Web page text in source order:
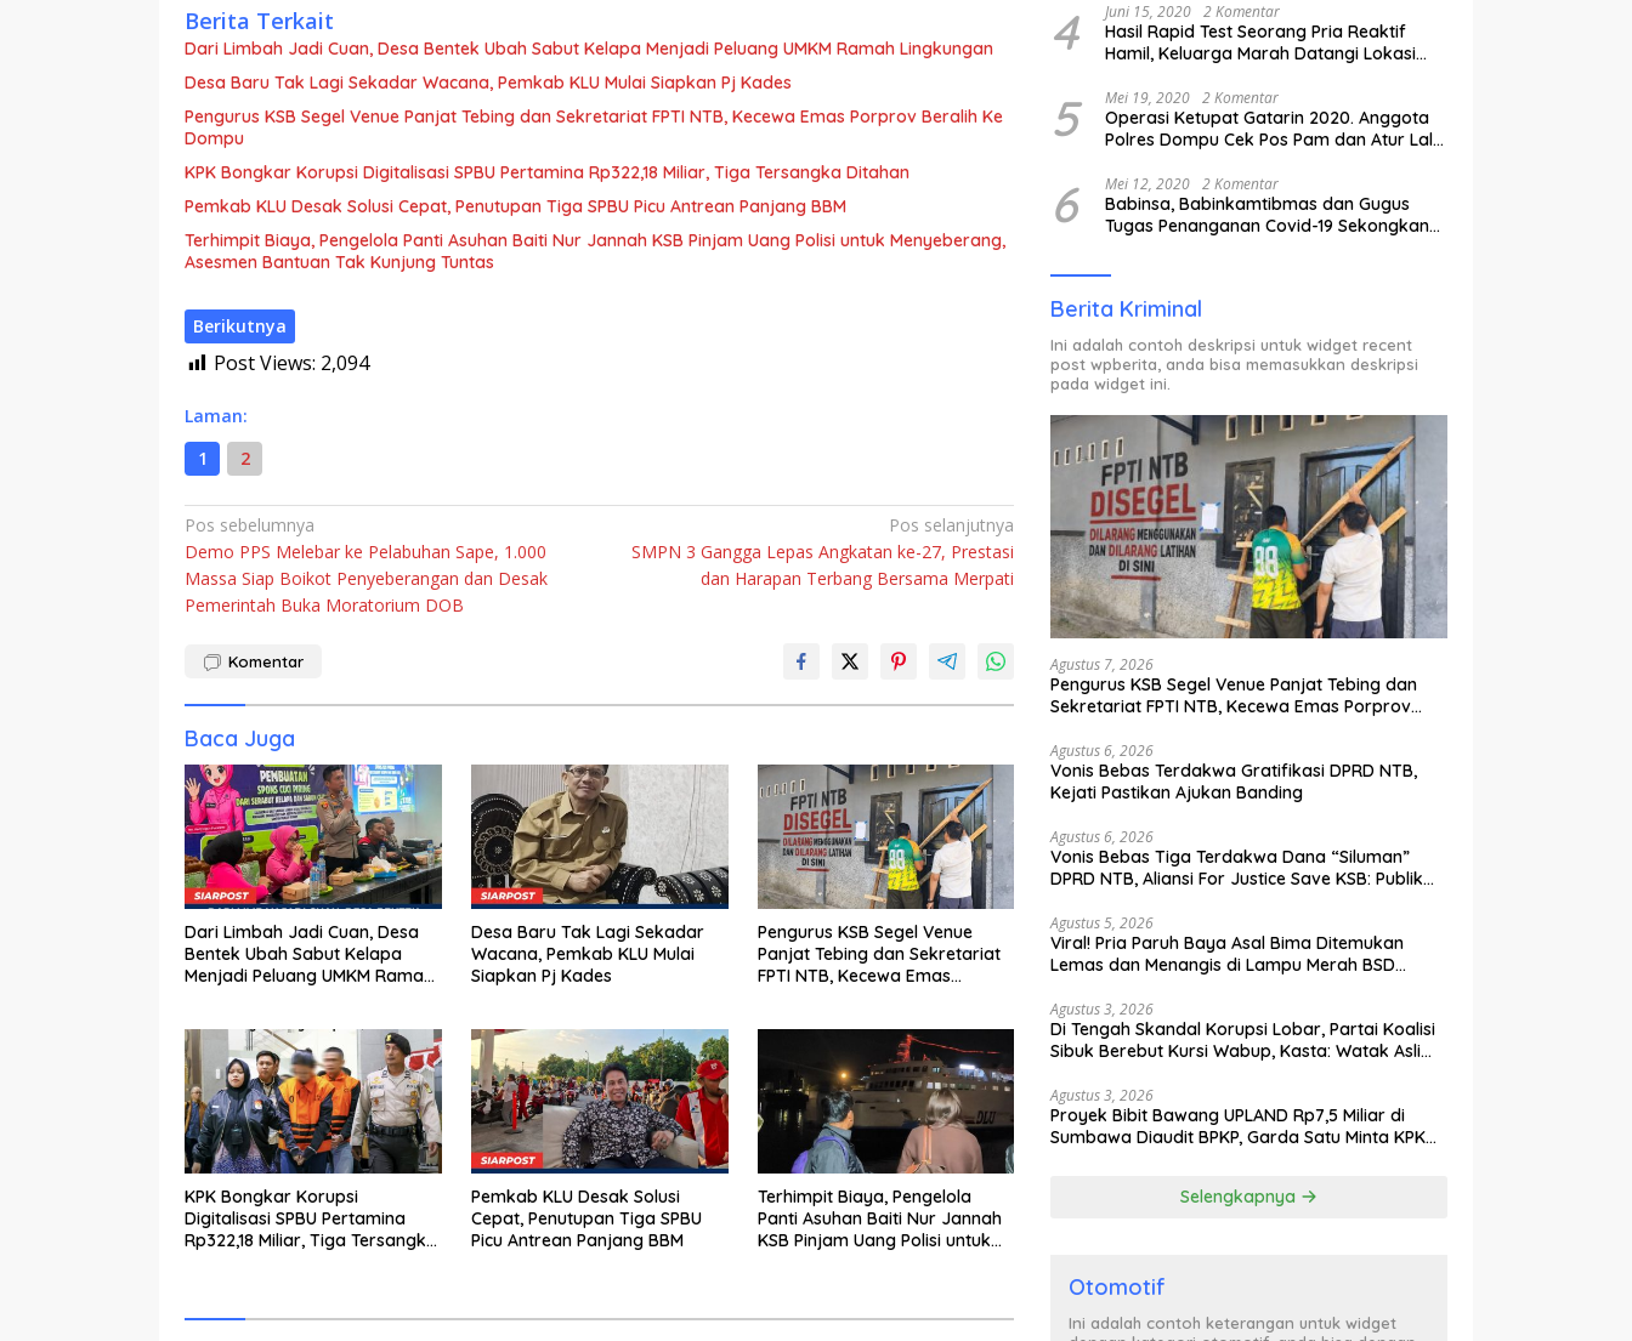
Berita Terkait
Dari Limbah Jadi Cuan, Desa Bentek Ubah Sabut Kelapa Menjadi Peluang UMKM Ramah Lingkungan
Desa Baru Tak Lagi Sekadar Wacana, Pemkab KLU Mulai Siapkan Pj Kades
Pengurus KSB Segel Venue Panjat Tebing dan Sekretariat FPTI NTB, Kecewa Emas Porprov Beralih Ke
Dompu
KPK Bongkar Korupsi Digitalisasi SPBU Pertamina Rp322,18 Miliar, Tiga Tersangka Ditahan
Pemkab KLU Desak Solusi Cepat, Penutupan Tiga SPBU Picu Antrean Panjang BBM
Terhimpit Biaya, Pengelola Panti Asuhan Baiti Nur Jannah KSB Pinjam Uang Polisi untuk Menyeberang,
Asesmen Bantuan Tak Kunjung Tuntas
Berikutnya
Post Views: 2,094
Laman:
1
2
Navigasi
pos
Pos sebelumnya
Demo PPS Melebar ke Pelabuhan Sape, 1.000
Massa Siap Boikot Penyeberangan dan Desak
Pemerintah Buka Moratorium DOB
Pos selanjutnya
SMPN 3 Gangga Lepas Angkatan ke-27, Prestasi
dan Harapan Terbang Bersama Merpati
Komentar
Baca Juga
Dari Limbah Jadi Cuan, Desa
Bentek Ubah Sabut Kelapa
Menjadi Peluang UMKM Ramah
Desa Baru Tak Lagi Sekadar
Wacana, Pemkab KLU Mulai
Siapkan Pj Kades
Pengurus KSB Segel Venue
Panjat Tebing dan Sekretariat
FPTI NTB, Kecewa Emas
KPK Bongkar Korupsi
Digitalisasi SPBU Pertamina
Rp322,18 Miliar, Tiga Tersangka
Pemkab KLU Desak Solusi
Cepat, Penutupan Tiga SPBU
Picu Antrean Panjang BBM
Terhimpit Biaya, Pengelola
Panti Asuhan Baiti Nur Jannah
KSB Pinjam Uang Polisi untuk
4 Juni 15, 2020 2 Komentar
Hasil Rapid Test Seorang Pria Reaktif
Hamil, Keluarga Marah Datangi Lokasi
5 Mei 19, 2020 2 Komentar
Operasi Ketupat Gatarin 2020. Anggota
Polres Dompu Cek Pos Pam dan Atur Lalu
6 Mei 12, 2020 2 Komentar
Babinsa, Babinkamtibmas dan Gugus
Tugas Penanganan Covid-19 Sekongkang
ODP.
Berita Kriminal
Ini adalah contoh deskripsi untuk widget recent
post wpberita, anda bisa memasukkan deskripsi
pada widget ini.
Agustus 7, 2026
Pengurus KSB Segel Venue Panjat Tebing dan
Sekretariat FPTI NTB, Kecewa Emas Porprov
Agustus 6, 2026
Vonis Bebas Terdakwa Gratifikasi DPRD NTB,
Kejati Pastikan Ajukan Banding
Agustus 6, 2026
Vonis Bebas Tiga Terdakwa Dana “Siluman”
DPRD NTB, Aliansi For Justice Save KSB: Publik
Agustus 5, 2026
Viral! Pria Paruh Baya Asal Bima Ditemukan
Lemas dan Menangis di Lampu Merah BSD
Agustus 3, 2026
Di Tengah Skandal Korupsi Lobar, Partai Koalisi
Sibuk Berebut Kursi Wabup, Kasta: Watak Asli
Agustus 3, 2026
Proyek Bibit Bawang UPLAND Rp7,5 Miliar di
Sumbawa Diaudit BPKP, Garda Satu Minta KPK
Selengkapnya
Otomotif
Ini adalah contoh keterangan untuk widget